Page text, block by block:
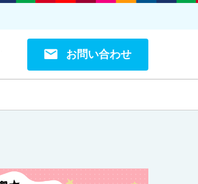
お問い合わせ